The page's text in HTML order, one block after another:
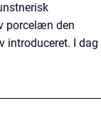
porcelæn den
introduceret. I dag